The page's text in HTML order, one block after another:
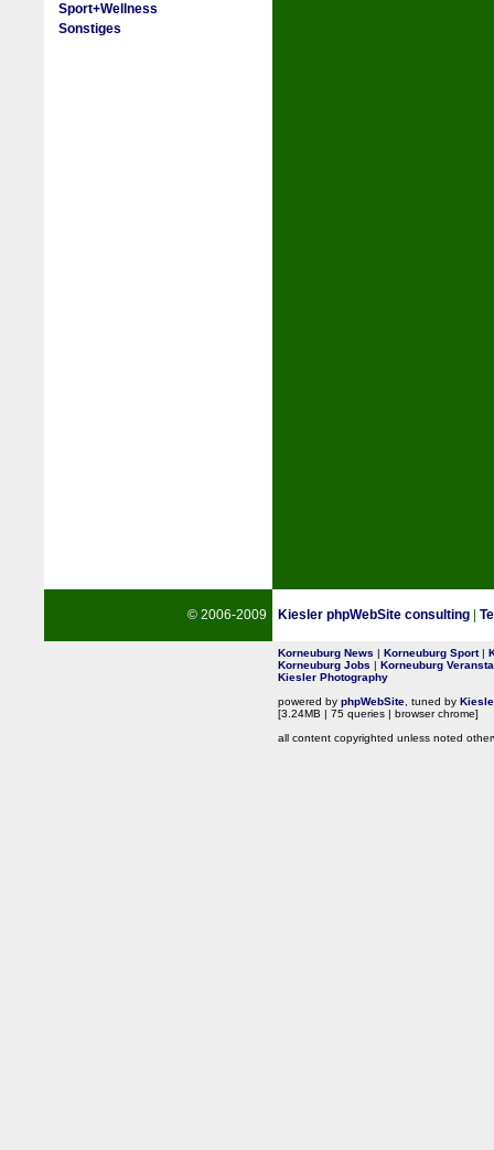
Sport+Wellness
Sonstiges
© 2006-2009 Kiesler phpWebSite consulting
Korneuburg News | Korneuburg Sport|
Korneuburg Jobs | Korneuburg
Kiesler Photography
powered by phpWebSite , tuned by
[3.24MB | 75 queries | browser chrome]
all content copyrighted unless noted